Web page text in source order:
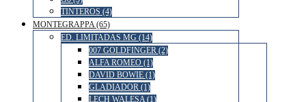
TINTEROS (4)
MONTEGRAPPA (65)
ED. LIMITADAS MG (14)
007 GOLDFINGER (2)
ALFA ROMEO (1)
DAVID BOWIE (1)
GLADIADOR (1)
LECH WALESA (1)